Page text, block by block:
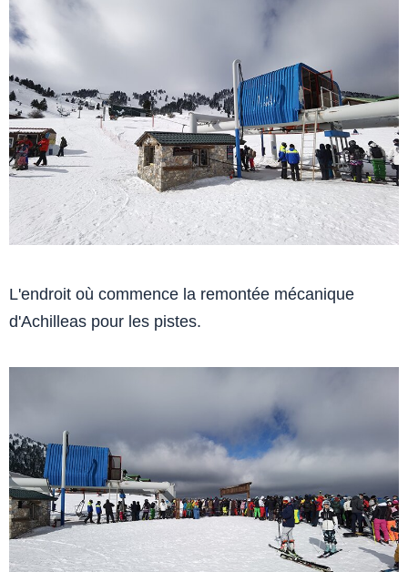
L'endroit où commence la remontée mécanique
d'Achilleas pour les pistes.